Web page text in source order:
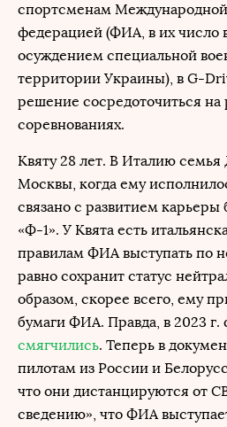
спортсменам
федерацией (ФИА, в их число
осуждением специальной
территории Украины), в G-
решение сосредоточиться на
соревнованиях.
Квяту 28 лет. В Италию семья
Москвы, когда ему
связано с развитием карьеры
«Ф-1». У Квята есть
правилам ФИА выступать по
равно сохранит статус
образом, скорее всего, ему
бумаги ФИА. Правда, в 2023
смягчились. Теперь в
пилотам из России и
что они дистанцируются от
сведению», что ФИА